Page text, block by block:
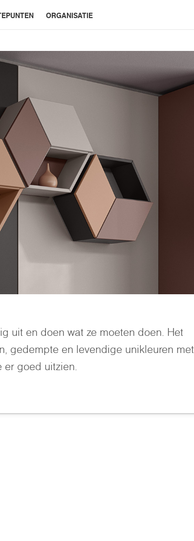
ORGANISATIE
uit en doen wat ze moeten doen. Het
gedempte en levendige unikleuren met
er goed uitzien.